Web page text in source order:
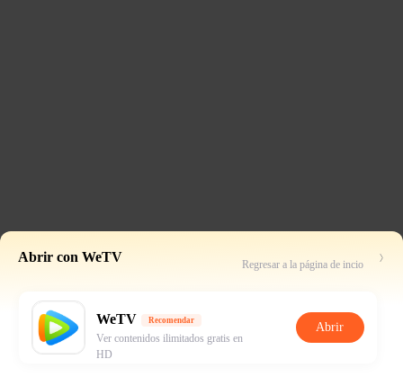
Abrir con WeTV Regresar a la página de incio
WeTV Recomendar
Ver contenidos ilimitados gratis en
HD
Abrir